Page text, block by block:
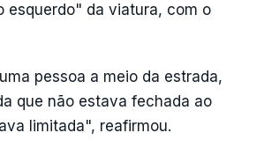
esquerdo" da viatura, com o
pessoa a meio da estrada,
que não estava fechada ao
limitada", reafirmou.